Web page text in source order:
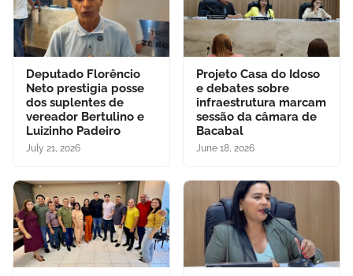
Deputado Florêncio
Neto prestigia posse
dos suplentes de
vereador Bertulino e
Luizinho Padeiro
July 21, 2026
Projeto Casa do Idoso
e debates sobre
infraestrutura marcam
sessão da câmara de
Bacabal
June 18, 2026